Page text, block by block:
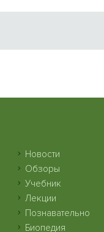
Новости
Обзоры
Учебник
Лекции
Познавательно
Биопедия